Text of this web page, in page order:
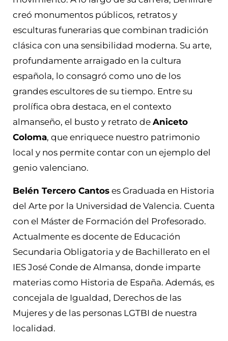
creó monumentos públicos, retratos y
esculturas funerarias que combinan tradición
clásica con una sensibilidad moderna. Su arte,
profundamente arraigado en la cultura
española, lo consagró como uno de los
grandes escultores de su tiempo. Entre su
prolífica obra destaca, en el contexto
almanseño, el busto y retrato de Aniceto
Coloma, que enriquece nuestro patrimonio
local y nos permite contar con un ejemplo del
genio valenciano.
Belén Tercero Cantos es Graduada en Historia
del Arte por la Universidad de Valencia. Cuenta
con el Máster de Formación del Profesorado.
Actualmente es docente de Educación
Secundaria Obligatoria y de Bachillerato en el
IES José Conde de Almansa, donde imparte
materias como Historia de España. Además, es
concejala de Igualdad, Derechos de las
Mujeres y de las personas LGTBI de nuestra
localidad.